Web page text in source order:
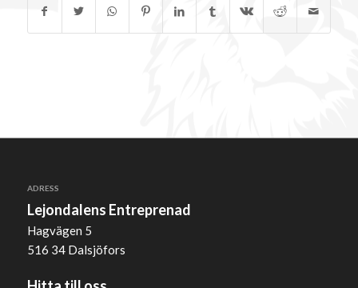
ADRESS
Lejondalens Entreprenad
Hagvägen 5
516 34 Dalsjöfors